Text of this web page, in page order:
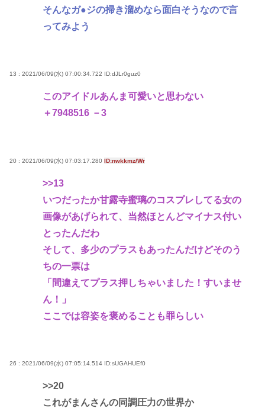
そんなガ●ジの掃き溜めなら面白そうなので言
ってみよう
13 : 2021/06/09(水) 07:00:34.722 ID:dJLr0guz0
このアイドルあんま可愛いと思わない
＋7948516 －3
20 : 2021/06/09(水) 07:03:17.280 ID:nwkkmz/Wr
>>13
いつだったか甘露寺蜜璃のコスプレしてる女の
画像があげられて、当然ほとんどマイナス付い
とったんだわ
そして、多少のプラスもあったんだけどそのう
ちの一票は
「間違えてプラス押しちゃいました！すいませ
ん！」
ここでは容姿を褒めることも罪らしい
26 : 2021/06/09(水) 07:05:14.514 ID:sUGAHUEf0
>>20
これがまんさんの同調圧力の世界か